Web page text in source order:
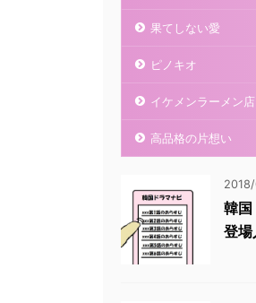
果てしない愛
ピノキオ
イケメンラーメン店
高品格の片想い
韓国
登場